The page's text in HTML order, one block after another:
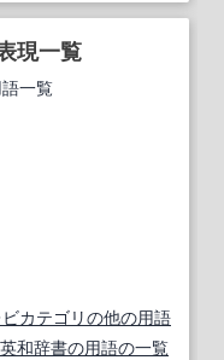
現一覧
一覧
カテゴリの他の用語
和辞書の用語の一覧